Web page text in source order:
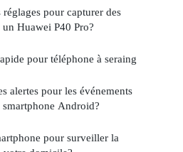
pour capturer des
Huawei P40 Pro?
pour téléphone à seraing
alertes pour les événements
Android?
pour surveiller la